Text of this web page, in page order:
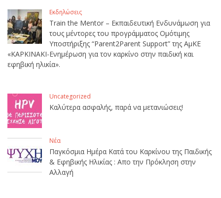
Εκδηλώσεις
Train the Mentor – Εκπαιδευτική Ενδυνάμωση για
τους μέντορες του προγράμματος Ομότιμης
Υποστήριξης “Parent2Parent Support” της ΑμΚΕ
«ΚΑΡΚΙΝΑΚΙ-Ενημέρωση για τον καρκίνο στην παιδική και
εφηβική ηλικία».
Uncategorized
Καλύτερα ασφαλής, παρά να μετανιώσεις!
Νέα
Παγκόσμια Ημέρα Κατά του Καρκίνου της Παιδικής
& Εφηβικής Ηλικίας : Απο την Πρόκληση στην
Αλλαγή